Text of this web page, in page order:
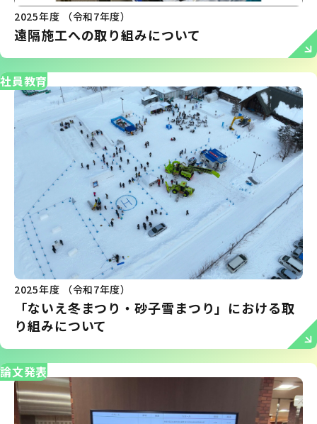
2025年度 （令和7年度）
遠隔施工への取り組みについて
社員教育
2025年度 （令和7年度）
「ないえ冬まつり・砂子雪まつり」における取
り組みについて
論文発表